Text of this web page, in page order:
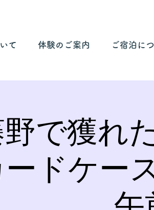
て 体験のご案内 ご宿泊に
で獲れ
ードケー